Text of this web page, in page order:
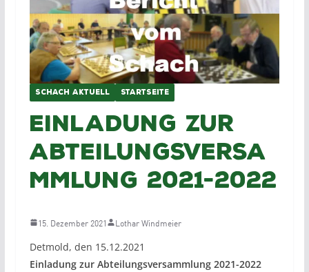
SCHACH AKTUELL STARTSEITE
Einladung zur
Abteilungsversa
mmlung 2021-2022
15. Dezember 2021 Lothar Windmeier
Detmold, den 15.12.2021
Einladung zur Abteilungsversammlung 2021-2022